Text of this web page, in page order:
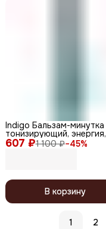
607 ₽1 100 ₽−45%
Indigo Бальзам-минутка
тонизирующий, энергия,
сила, свежесть, 1000 мл
В корзину
1 2